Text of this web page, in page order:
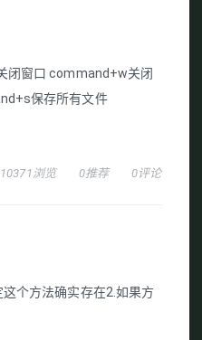
闭窗口 command+w关闭
保存所有文件
10371浏览 0推荐 0评论
个方法确实存在2.如果方